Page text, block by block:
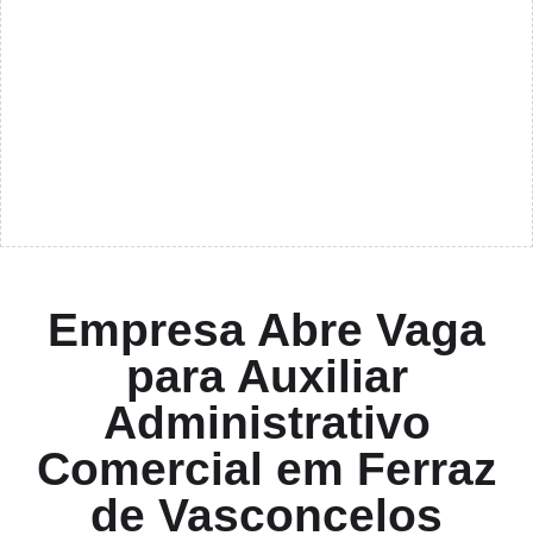
Empresa Abre Vaga
para Auxiliar
Administrativo
Comercial em Ferraz
de Vasconcelos